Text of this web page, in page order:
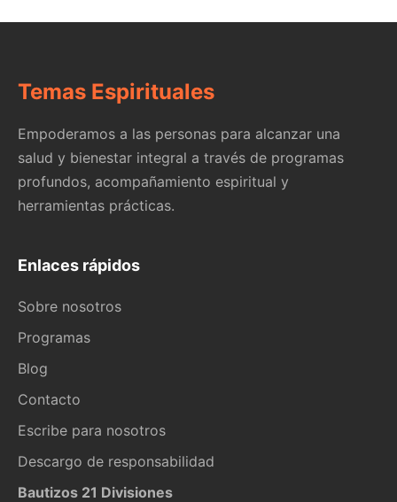
Temas Espirituales
Empoderamos a las personas para alcanzar una
salud y bienestar integral a través de programas
profundos, acompañamiento espiritual y
herramientas prácticas.
Enlaces rápidos
Sobre nosotros
Programas
Blog
Contacto
Escribe para nosotros
Descargo de responsabilidad
Bautizos 21 Divisiones